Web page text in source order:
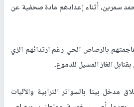
سمرين، أثناء إعدادهم مادة صحفية عن
بالرصاص الحي رغم ارتدائهم الزي
الغاز المسيل للدموع.
مدخل بيتا بالسواتر الترابية والآليات